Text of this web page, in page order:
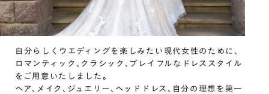
自分らしくウエディングを楽しみたい現代女性のために､
ロマンティック､クラシック､プレイフルなドレススタイル
をご用意いたしました｡
ヘア､メイク､ジュエリー､ヘッドドレス､自分の理想を第一